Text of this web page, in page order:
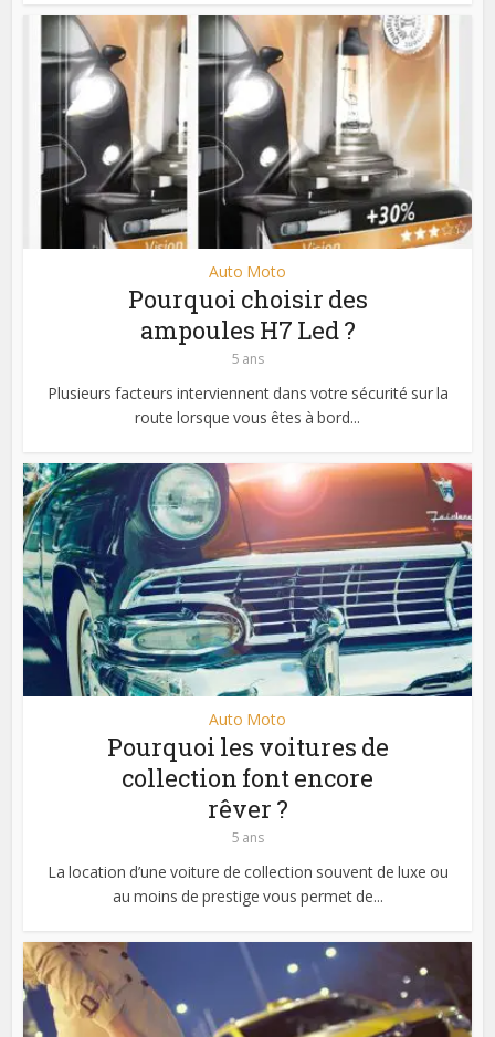
Auto Moto
Pourquoi choisir des
ampoules H7 Led ?
5 ans
Plusieurs facteurs interviennent dans votre sécurité sur la
route lorsque vous êtes à bord...
Auto Moto
Pourquoi les voitures de
collection font encore
rêver ?
5 ans
La location d’une voiture de collection souvent de luxe ou
au moins de prestige vous permet de...